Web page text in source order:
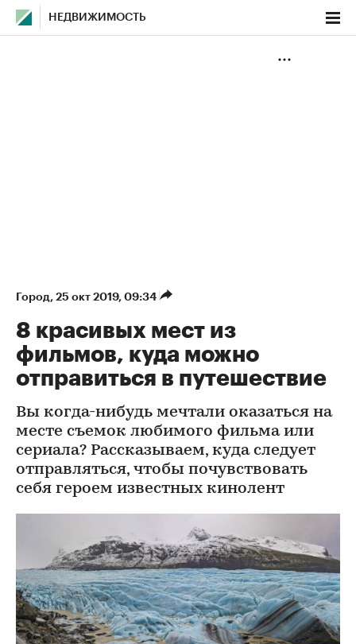
НЕДВИЖИМОСТЬ
Город⁠, 25 окт 2019, 09:34
8 красивых мест из
фильмов, куда можно
отправиться в путешествие
Вы когда-нибудь мечтали оказаться на
месте съемок любимого фильма или
сериала? Рассказываем, куда следует
отправляться, чтобы почувствовать
себя героем известных кинолент